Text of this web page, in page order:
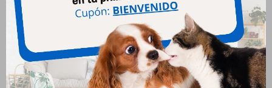
29 X 28 Cm
38 X 36 Cm
$1.683